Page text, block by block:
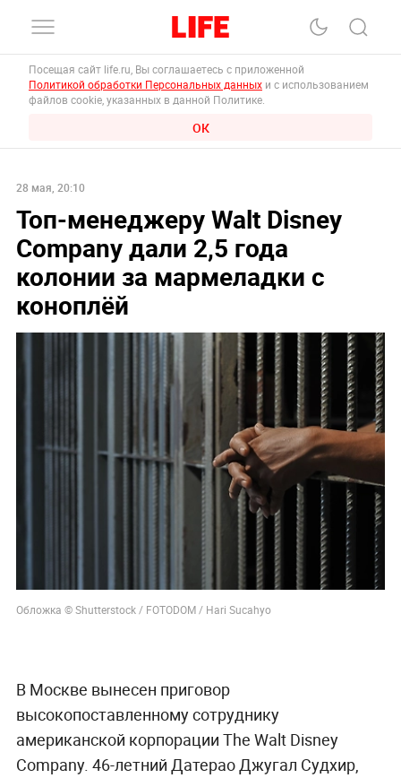
Посещая сайт life.ru, Вы соглашаетесь с приложенной
Политикой обработки Персональных данных и с использованием
файлов cookie, указанных в данной Политике.
ОК
28 мая, 20:10
Топ-менеджеру Walt Disney
Company дали 2,5 года
колонии за мармеладки с
коноплёй
Обложка © Shutterstock / FOTODOM / Hari Sucahyo
В Москве вынесен приговор
высокопоставленному сотруднику
американской корпорации The Walt Disney
Company. 46-летний Датерао Джугал Судхир,